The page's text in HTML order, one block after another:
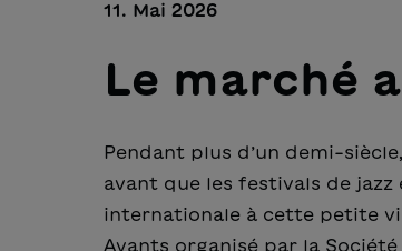
11. Mai 2026
Le marché
Pendant plus d’un demi-
avant que les festivals de
internationale à cette petite
Avants organisé par la